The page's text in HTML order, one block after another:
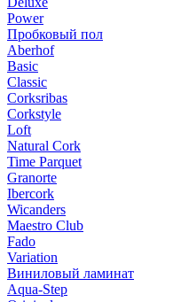
Power
Пробковый пол
Aberhof
Basic
Classic
Corksribas
Corkstyle
Loft
Natural Cork
Time Parquet
Granorte
Ibercork
Wicanders
Мaestro Club
Fado
Variation
Виниловый ламинат
Aqua-Step